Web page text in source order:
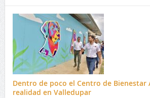
Dentro de poco el Centro de Bienestar
realidad en Valledupar